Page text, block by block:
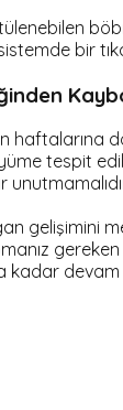
bir
haftalarına
tespit
gelişimini
gereken
kadar